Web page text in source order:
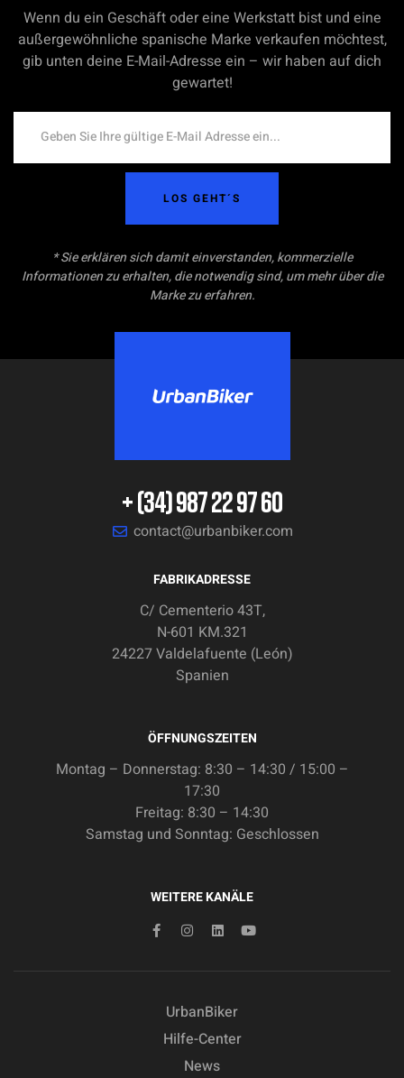
Wenn du ein Geschäft oder eine Werkstatt bist und eine
außergewöhnliche spanische Marke verkaufen möchtest,
gib unten deine E-Mail-Adresse ein – wir haben auf dich
gewartet!
LOS GEHT´S
* Sie erklären sich damit einverstanden, kommerzielle
Informationen zu erhalten, die notwendig sind, um mehr über die
Marke zu erfahren.
+ (34) 987 22 97 60
contact@urbanbiker.com
FABRIKADRESSE
C/ Cementerio 43T,
N-601 KM.321
24227 Valdelafuente (León)
Spanien
ÖFFNUNGSZEITEN
Montag – Donnerstag: 8:30 – 14:30 / 15:00 –
17:30
Freitag: 8:30 – 14:30
Samstag und Sonntag: Geschlossen
WEITERE KANÄLE
UrbanBiker
Hilfe-Center
News